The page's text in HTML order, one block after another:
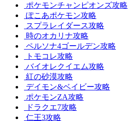
ポケモンチャンピオンズ攻略
ぽこあポケモン攻略
スプラレイダース攻略
時のオカリナ攻略
ペルソナ4ゴールデン攻略
トモコレ攻略
バイオレクイエム攻略
紅の砂漠攻略
デイモン&ベイビー攻略
ポケモンZA攻略
ドラクエ7攻略
仁王3攻略